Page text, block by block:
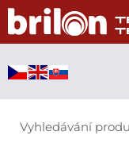
Přeskočit
obsah